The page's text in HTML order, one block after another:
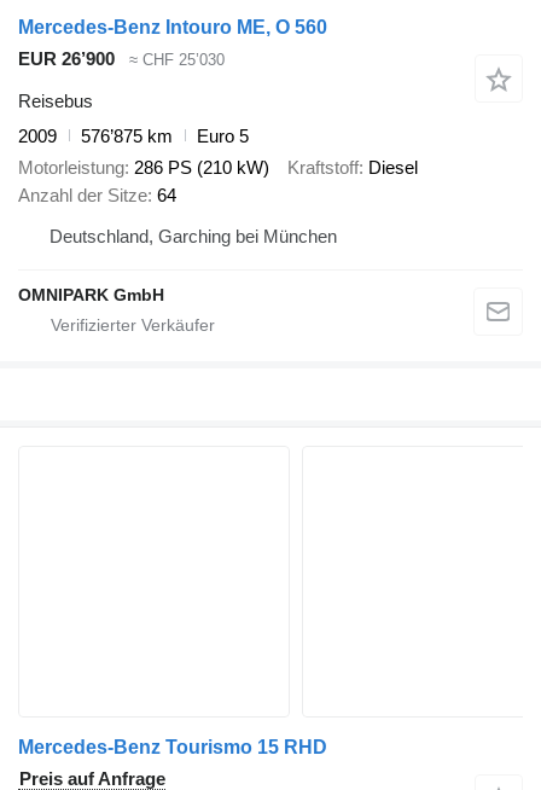
Mercedes-Benz Intouro ME, O 560
EUR 26’900
≈ CHF 25’030
Reisebus
2009
576’875 km
Euro 5
Motorleistung 286 PS (210 kW) Kraftstoff Diesel
Anzahl der Sitze 64
Deutschland, Garching bei München
OMNIPARK GmbH
Mercedes-Benz Tourismo 15 RHD
Preis auf Anfrage